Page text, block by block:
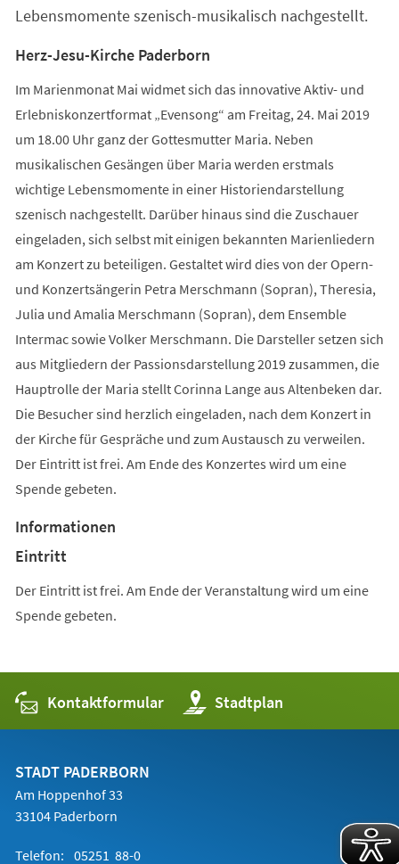
Lebensmomente szenisch-musikalisch nachgestellt.
Herz-Jesu-Kirche Paderborn
Im Marienmonat Mai widmet sich das innovative Aktiv- und
Erlebniskonzertformat „Evensong“ am Freitag, 24. Mai 2019
um 18.00 Uhr ganz der Gottesmutter Maria. Neben
musikalischen Gesängen über Maria werden erstmals
wichtige Lebensmomente in einer Historiendarstellung
szenisch nachgestellt. Darüber hinaus sind die Zuschauer
eingeladen, sich selbst mit einigen bekannten Marienliedern
am Konzert zu beteiligen. Gestaltet wird dies von der Opern-
und Konzertsängerin Petra Merschmann (Sopran), Theresia,
Julia und Amalia Merschmann (Sopran), dem Ensemble
Intermac sowie Volker Merschmann. Die Darsteller setzen sich
aus Mitgliedern der Passionsdarstellung 2019 zusammen, die
Hauptrolle der Maria stellt Corinna Lange aus Altenbeken dar.
Die Besucher sind herzlich eingeladen, nach dem Konzert in
der Kirche für Gespräche und zum Austausch zu verweilen.
Der Eintritt ist frei. Am Ende des Konzertes wird um eine
Spende gebeten.
Informationen
Eintritt
Der Eintritt ist frei. Am Ende der Veranstaltung wird um eine
Spende gebeten.
Kontaktformular Stadtplan
(Öffnet
in
einem
STADT PADERBORN
Am Hoppenhof 33
33104 Paderborn
Telefon: 05251 88-0